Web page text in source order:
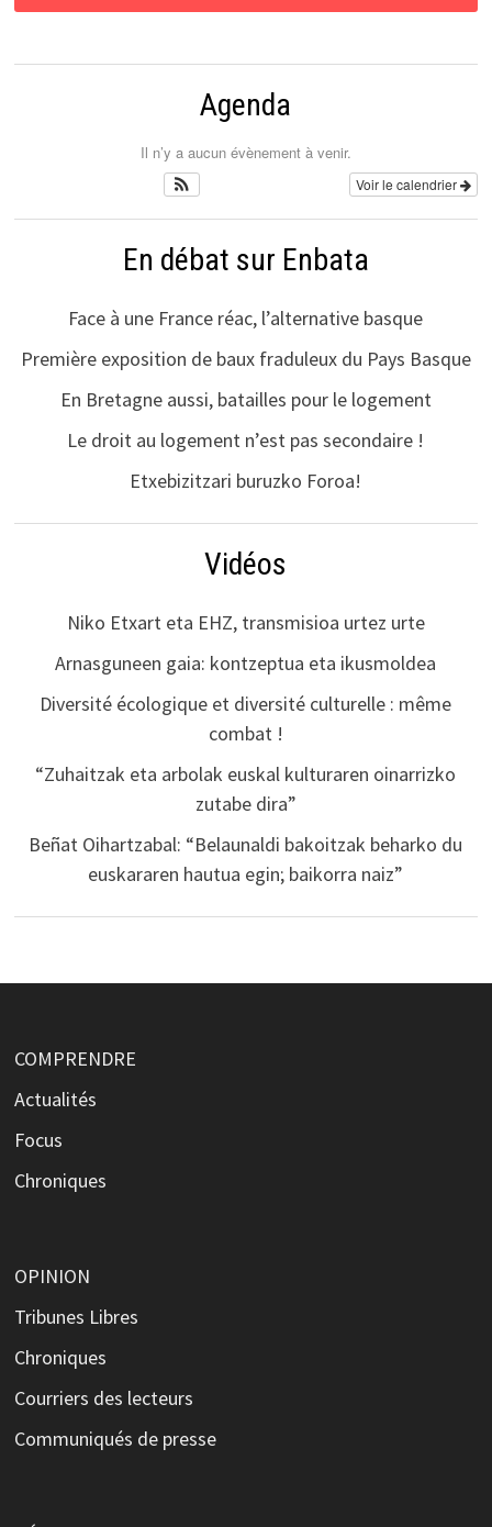
Agenda
Il n’y a aucun évènement à venir.
Voir le calendrier
En débat sur Enbata
Face à une France réac, l’alternative basque
Première exposition de baux fraduleux du Pays Basque
En Bretagne aussi, batailles pour le logement
Le droit au logement n’est pas secondaire !
Etxebizitzari buruzko Foroa!
Vidéos
Niko Etxart eta EHZ, transmisioa urtez urte
Arnasguneen gaia: kontzeptua eta ikusmoldea
Diversité écologique et diversité culturelle : même
combat !
“Zuhaitzak eta arbolak euskal kulturaren oinarrizko
zutabe dira”
Beñat Oihartzabal: “Belaunaldi bakoitzak beharko du
euskararen hautua egin; baikorra naiz”
COMPRENDRE
Actualités
Focus
Chroniques
OPINION
Tribunes Libres
Chroniques
Courriers des lecteurs
Communiqués de presse